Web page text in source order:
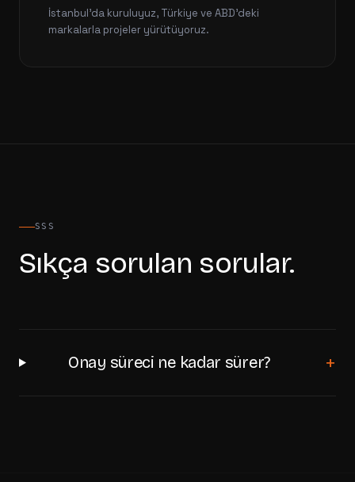
İstanbul'da kuruluyuz, Türkiye ve ABD'deki
markalarla projeler yürütüyoruz.
SSS
Sıkça sorulan sorular.
Onay süreci ne kadar sürer? +